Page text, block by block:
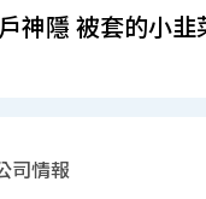
神隱 被套的小韭
司情報